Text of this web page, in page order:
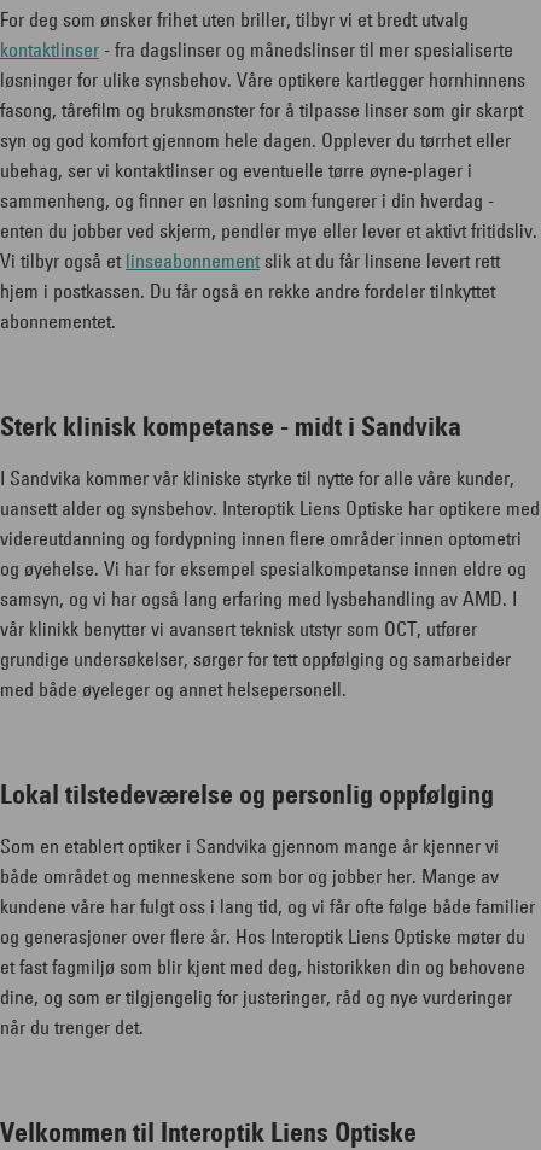
For deg som ønsker frihet uten briller, tilbyr vi et bredt utvalg
kontaktlinser - fra dagslinser og månedslinser til mer spesialiserte
løsninger for ulike synsbehov. Våre optikere kartlegger hornhinnens
fasong, tårefilm og bruksmønster for å tilpasse linser som gir skarpt
syn og god komfort gjennom hele dagen. Opplever du tørrhet eller
ubehag, ser vi kontaktlinser og eventuelle tørre øyne-plager i
sammenheng, og finner en løsning som fungerer i din hverdag -
enten du jobber ved skjerm, pendler mye eller lever et aktivt fritidsliv.
Vi tilbyr også et linseabonnementslik at du får linsene levert rett
hjem i postkassen. Du får også en rekke andre fordeler tilnkyttet
abonnementet.
Sterk klinisk kompetanse - midt i Sandvika
I Sandvika kommer vår kliniske styrke til nytte for alle våre kunder,
uansett alder og synsbehov. Interoptik Liens Optiske har optikere med
videreutdanning og fordypning innen flere områder innen optometri
og øyehelse. Vi har for eksempel spesialkompetanse innen eldre og
samsyn, og vi har også lang erfaring med lysbehandling av AMD. I
vår klinikk benytter vi avansert teknisk utstyr som OCT, utfører
grundige undersøkelser, sørger for tett oppfølging og samarbeider
med både øyeleger og annet helsepersonell.
Lokal tilstedeværelse og personlig oppfølging
Som en etablert optiker i Sandvika gjennom mange år kjenner vi
både området og menneskene som bor og jobber her. Mange av
kundene våre har fulgt oss i lang tid, og vi får ofte følge både familier
og generasjoner over flere år. Hos Interoptik Liens Optiske møter du
et fast fagmiljø som blir kjent med deg, historikken din og behovene
dine, og som er tilgjengelig for justeringer, råd og nye vurderinger
når du trenger det.
Velkommen til Interoptik Liens Optiske